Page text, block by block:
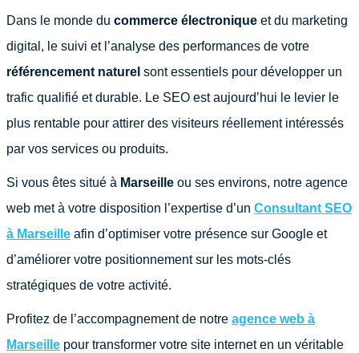
Dans le monde du commerce électronique et du marketing
digital, le suivi et l’analyse des performances de votre
référencement naturel sont essentiels pour développer un
trafic qualifié et durable. Le SEO est aujourd’hui le levier le
plus rentable pour attirer des visiteurs réellement intéressés
par vos services ou produits.
Si vous êtes situé à Marseille ou ses environs, notre agence
web met à votre disposition l’expertise d’un Consultant SEO
à Marseille afin d’optimiser votre présence sur Google et
d’améliorer votre positionnement sur les mots-clés
stratégiques de votre activité.
Profitez de l’accompagnement de notre agence web à
Marseille pour transformer votre site internet en un véritable